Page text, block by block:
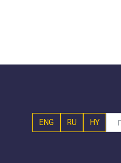
ENG RU HY